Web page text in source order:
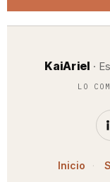
KaiAriel ·
LO
Inicio ·